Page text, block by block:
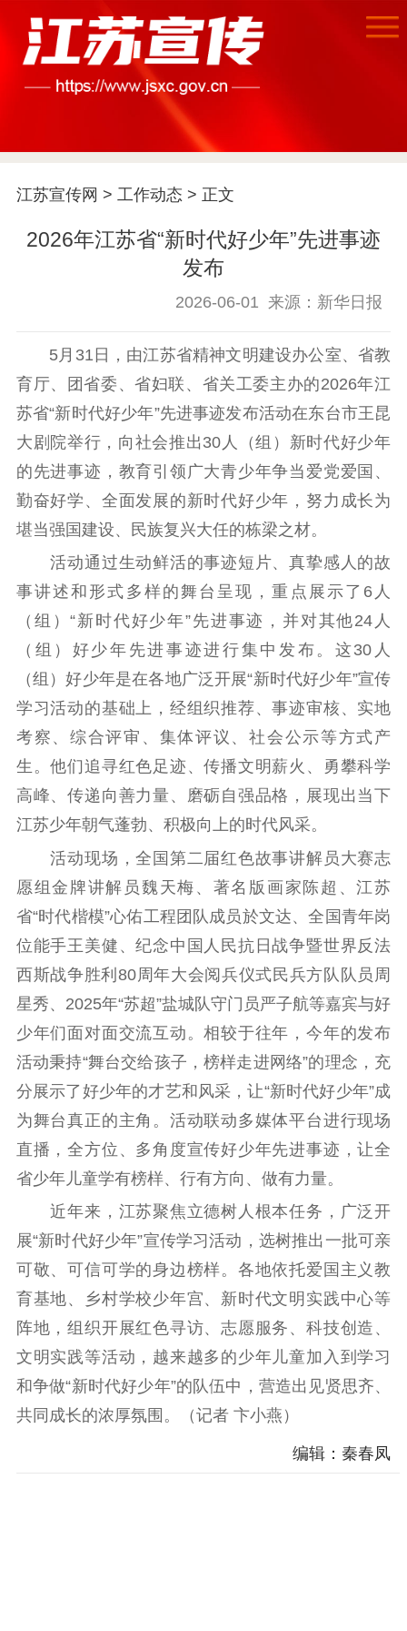
首页
公示公告
信息公开制度
信息公开年度报
工作动态
理论武装
理论学习 宣传宣讲 研究阐释
哲学社科
社科强省 工作通知
成果集萃
江苏文脉
资料下载
新闻宣传
主题宣传 对外宣传
新闻发布
记者之家
品牌栏目
文化文艺
精品生产 文化惠民
文化传承
文化交流
体制改革
文化产业
紫金文化艺术节
品牌活动 紫艺舞台
精神文明
文明创建 文明实践
文明培育
先进典型
社会宣传
思想政治教育 爱国主义教育
全民国防教育
红色资源保护利
新闻出版
精品出版 全民阅读
出版监管
扫黄打非
电影工作
电影创作 电影市场
机关党建
党建要闻 学习在线
文化人才
江苏宣传网 > 工作动态 > 正文
2026年江苏省“新时代好少年”先进事迹
发布
2026-06-01 来源：新华日报
5月31日，由江苏省精神文明建设办公室、省教
育厅、团省委、省妇联、省关工委主办的2026年江
苏省“新时代好少年”先进事迹发布活动在东台市王昆
大剧院举行，向社会推出30人（组）新时代好少年
的先进事迹，教育引领广大青少年争当爱党爱国、
勤奋好学、全面发展的新时代好少年，努力成长为
堪当强国建设、民族复兴大任的栋梁之材。
活动通过生动鲜活的事迹短片、真挚感人的故
事讲述和形式多样的舞台呈现，重点展示了6人
（组）“新时代好少年”先进事迹，并对其他24人
（组）好少年先进事迹进行集中发布。这30人
（组）好少年是在各地广泛开展“新时代好少年”宣传
学习活动的基础上，经组织推荐、事迹审核、实地
考察、综合评审、集体评议、社会公示等方式产
生。他们追寻红色足迹、传播文明薪火、勇攀科学
高峰、传递向善力量、磨砺自强品格，展现出当下
江苏少年朝气蓬勃、积极向上的时代风采。
活动现场，全国第二届红色故事讲解员大赛志
愿组金牌讲解员魏天梅、著名版画家陈超、江苏
省“时代楷模”心佑工程团队成员於文达、全国青年岗
位能手王美健、纪念中国人民抗日战争暨世界反法
西斯战争胜利80周年大会阅兵仪式民兵方队队员周
星秀、2025年“苏超”盐城队守门员严子航等嘉宾与好
少年们面对面交流互动。相较于往年，今年的发布
活动秉持“舞台交给孩子，榜样走进网络”的理念，充
分展示了好少年的才艺和风采，让“新时代好少年”成
为舞台真正的主角。活动联动多媒体平台进行现场
直播，全方位、多角度宣传好少年先进事迹，让全
省少年儿童学有榜样、行有方向、做有力量。
近年来，江苏聚焦立德树人根本任务，广泛开
展“新时代好少年”宣传学习活动，选树推出一批可亲
可敬、可信可学的身边榜样。各地依托爱国主义教
育基地、乡村学校少年宫、新时代文明实践中心等
阵地，组织开展红色寻访、志愿服务、科技创造、
文明实践等活动，越来越多的少年儿童加入到学习
和争做“新时代好少年”的队伍中，营造出见贤思齐、
共同成长的浓厚氛围。（记者 卞小燕）
编辑：秦春凤